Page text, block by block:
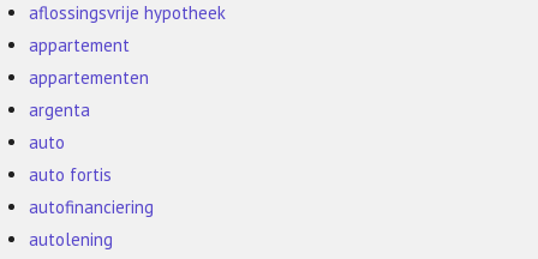
aflossingsvrije hypotheek
appartement
appartementen
argenta
auto
auto fortis
autofinanciering
autolening